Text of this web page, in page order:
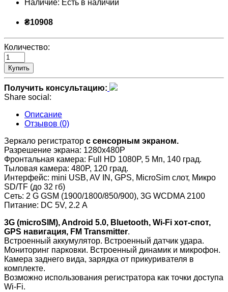
Наличие: Есть в наличии
₴10908
Количество:
Купить
Получить консультацию:
Share social:
Описание
Отзывов (0)
Зеркало регистратор с сенсорным экраном.
Разрешение экрана: 1280х480P
Фронтальная камера: Full HD 1080P, 5 Мп, 140 град.
Тыловая камера: 480P, 120 град.
Интерфейс: mini USB, AV IN, GPS, MicroSim слот, Микро
SD/TF (до 32 гб)
Сеть: 2 G GSM (1900/1800/850/900), 3G WCDMA 2100
Питание: DC 5V, 2.2 А
3G (microSIM), Android 5.0, Bluetooth, Wi-Fi хот-спот,
GPS навигация, FM Transmitter.
Встроенный аккумулятор. Встроенный датчик удара.
Мониторинг парковки. Встроенный динамик и микрофон.
Камера заднего вида, зарядка от прикуривателя в
комплекте.
Возможно использования регистратора как точки доступа
Wi-Fi.